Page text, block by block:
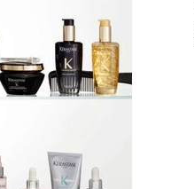
und Glaze Drops